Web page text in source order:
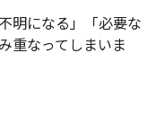
明になる」「必要な
重なってしまいま